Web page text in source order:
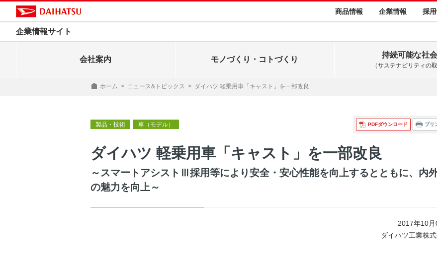
商品情報 企業情報 採
企業情報サイト
会社案内 モノづくり・コトづくり
持続可能な社
（サステナビリティの取
ホーム > ニュース&トピックス > ダイハツ 軽乗用車「キャスト」を一部改良
PDFダウンロード プリ
製品・技術 車（モデル）
ダイハツ 軽乗用車「キャスト」を一部改良
～スマートアシストⅢ採用等により安全・安心性能を向上するとともに、内
の魅力を向上～
2017年10月
ダイハツ工業株